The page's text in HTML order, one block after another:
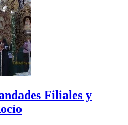
Filiales y